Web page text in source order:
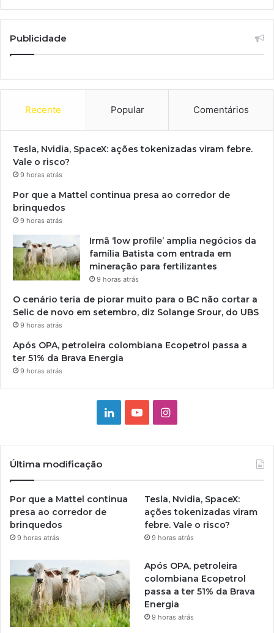
Publicidade
Recente Popular Comentários
Tesla, Nvidia, SpaceX: ações tokenizadas viram febre.
Vale o risco?
9 horas atrás
Por que a Mattel continua presa ao corredor de
brinquedos
9 horas atrás
Irmã ‘low profile’ amplia negócios da
família Batista com entrada em
mineração para fertilizantes
9 horas atrás
O cenário teria de piorar muito para o BC não cortar a
Selic de novo em setembro, diz Solange Srour, do UBS
9 horas atrás
Após OPA, petroleira colombiana Ecopetrol passa a
ter 51% da Brava Energia
9 horas atrás
LinkedinYouTubeInstagram
Última modificação
Por que a Mattel continua
presa ao corredor de
brinquedos
9 horas atrás
Tesla, Nvidia, SpaceX:
ações tokenizadas viram
febre. Vale o risco?
9 horas atrás
Após OPA, petroleira
colombiana Ecopetrol
passa a ter 51% da Brava
Energia
9 horas atrás